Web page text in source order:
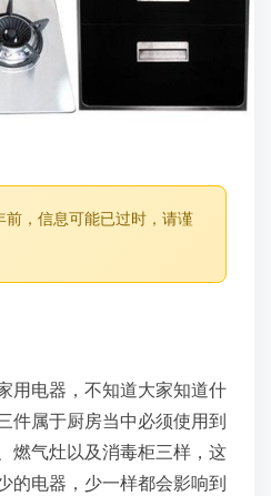
，信息可能已过时，请谨
用电器，不知道大家知道什
件属于厨房当中必须使用到
燃气灶以及消毒柜三样，这
的电器，少一样都会影响到